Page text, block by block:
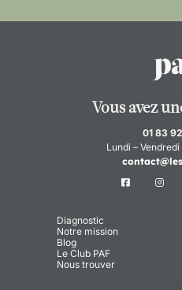
Vous avez
01 83
Lundi –
Diagnostic
Notre mission
Blog
Le Club PAF
Nous trouver